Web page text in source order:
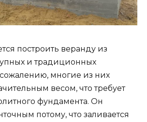
построить веранду из
и традиционных
многие из них
весом, что требует
фундамента. Он
потому, что заливается